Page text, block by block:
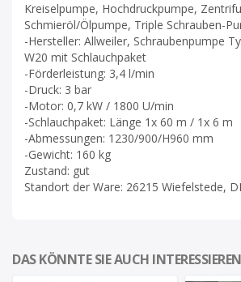
Kreiselpumpe, Hochdruckpumpe,
Schmieröl/Ölpumpe, Triple Schrauben-
-Hersteller: Allweiler, Schraubenpumpe
W20 mit Schlauchpaket
-Förderleistung: 3,4 l/min
-Druck: 3 bar
-Motor: 0,7 kW / 1800 U/min
-Schlauchpaket: Länge 1x 60 m / 1x 6 m
-Abmessungen: 1230/900/H960 mm
-Gewicht: 160 kg
Zustand: gut
Standort der Ware: 26215 Wiefelstede,
DAS KÖNNTE SIE AUCH INTERESSIEREN